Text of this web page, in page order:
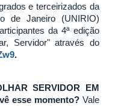
e terceirizados da
de Janeiro (UNIRIO)
da 4ª edição
Servidor" através do
.
SERVIDOR EM
esse momento? Vale